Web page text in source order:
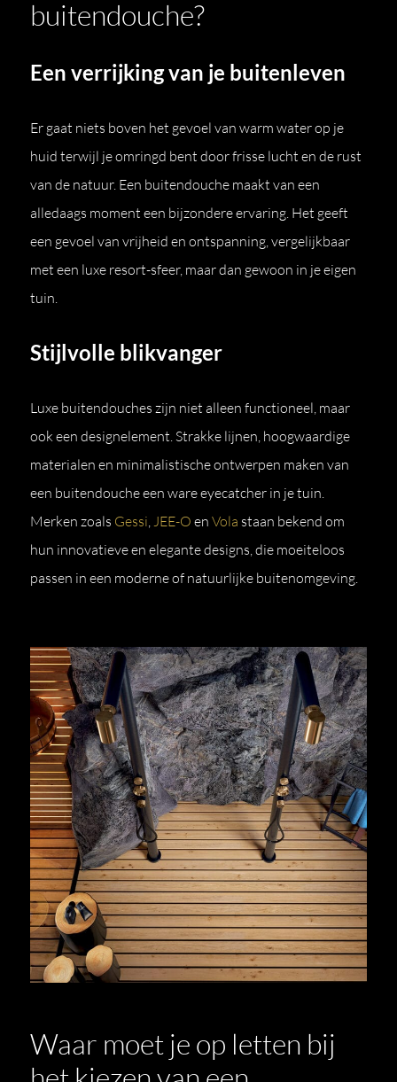
buitendouche?
Een verrijking van je buitenleven
Er gaat niets boven het gevoel van warm water op je
huid terwijl je omringd bent door frisse lucht en de rust
van de natuur. Een buitendouche maakt van een
alledaags moment een bijzondere ervaring. Het geeft
een gevoel van vrijheid en ontspanning, vergelijkbaar
met een luxe resort-sfeer, maar dan gewoon in je eigen
tuin.
Stijlvolle blikvanger
Luxe buitendouches zijn niet alleen functioneel, maar
ook een designelement. Strakke lijnen, hoogwaardige
materialen en minimalistische ontwerpen maken van
een buitendouche een ware eyecatcher in je tuin.
Merken zoals Gessi,JEE-O enVola staan bekend om
hun innovatieve en elegante designs, die moeiteloos
passen in een moderne of natuurlijke buitenomgeving.
Waar moet je op letten bij